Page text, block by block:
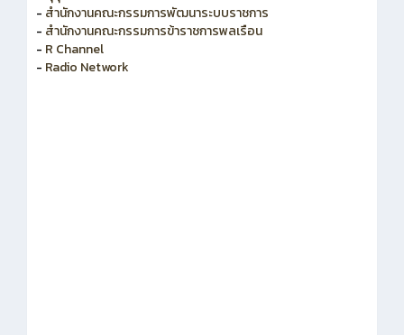
สำนักงานคณะกรรมการข้าราชการพลเรือน
R Channel
Radio Network